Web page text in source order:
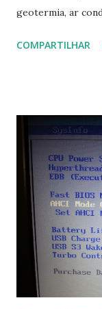
geotermia, ar
Na última versão
COMPARTILHAR